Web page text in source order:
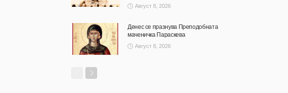
Август 8, 2026
Денес се празнува Преподобната
маченичка Параскева
Август 8, 2026